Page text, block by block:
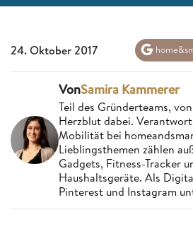
24. Oktober 2017
VonSamira Kammerer
Teil des Gründerteams,
Herzblut dabei.
Mobilität bei
Lieblingsthemen zählen
Gadgets, Fitness-Tracker
Haushaltsgeräte. Als
Pinterest und Instagram